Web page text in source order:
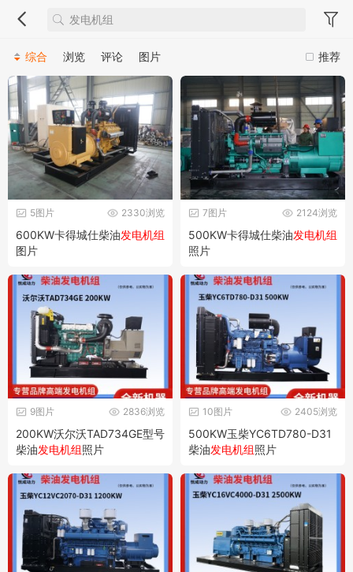
推荐
综合 浏览 评论 图片
2330浏览
5图片
600KW卡得城仕柴油发电机组
图片
2124浏览
7图片
500KW卡得城仕柴油发电机组
照片
2836浏览
9图片
200KW沃尔沃TAD734GE型号
柴油发电机组照片
2405浏览
10图片
500KW玉柴YC6TD780-D31
柴油发电机组照片